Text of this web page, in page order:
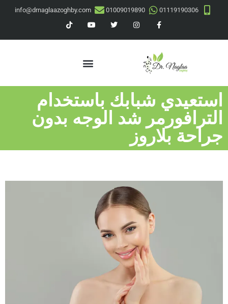
01119190306
01009019890
info@drnaglaazoghby.com
استعيدي شبابك باستخدام
الترافورمر شد الوجه بدون
جراحة بلاروز